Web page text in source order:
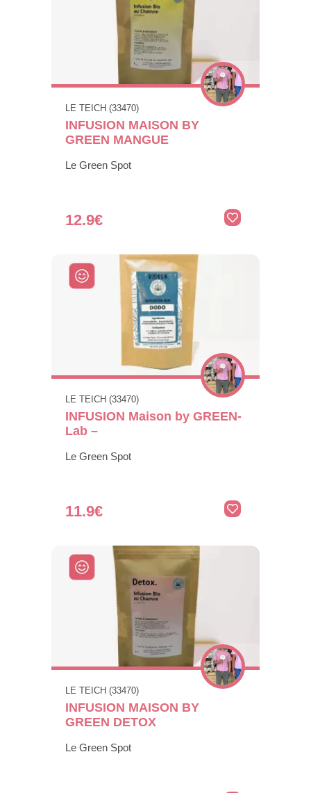
LE TEICH (33470)
INFUSION MAISON BY
GREEN MANGUE
Le Green Spot
12.9€
LE TEICH (33470)
INFUSION Maison by GREEN-
Lab –
Le Green Spot
11.9€
LE TEICH (33470)
INFUSION MAISON BY
GREEN DETOX
Le Green Spot